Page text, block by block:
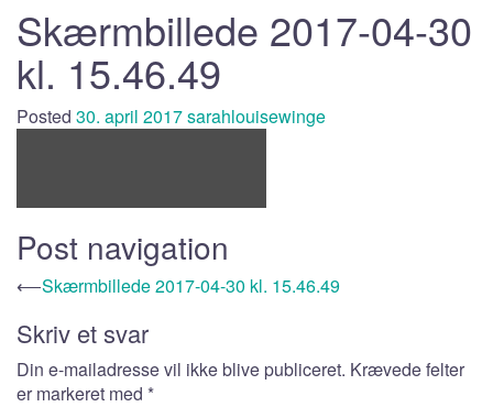
Skærmbillede 2017-04-30
kl. 15.46.49
Posted 30. april 2017sarahlouisewinge
Post navigation
⟵Skærmbillede 2017-04-30 kl. 15.46.49
Skriv et svar
Din e-mailadresse vil ikke blive publiceret. Krævede felter
er markeret med *